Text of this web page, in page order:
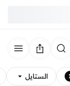
الستايل